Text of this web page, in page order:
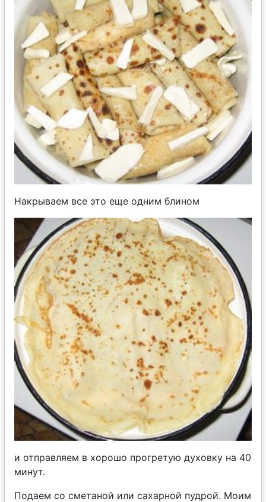
Накрываем все это еще одним блином
и отправляем в хорошо прогретую духовку на 40
минут.
Подаем со сметаной или сахарной пудрой. Моим